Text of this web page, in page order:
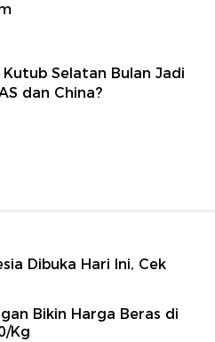
Kutub Selatan Bulan Jadi
dan China?
Dibuka Hari Ini, Cek
Bikin Harga Beras di
Kg